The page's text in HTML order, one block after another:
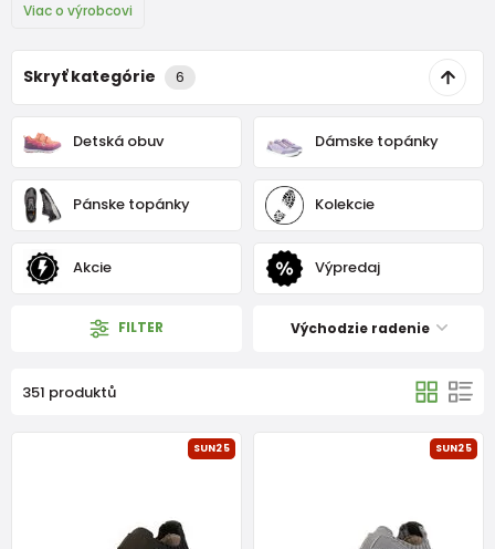
udržateľnosti.
Viac o výrobcovi
Skryť kategórie 6
Detská obuv Dámske topánky
Pánske topánky Kolekcie
Akcie Výpredaj
FILTER Východzie radenie
351 produktů
SUN25 SUN25